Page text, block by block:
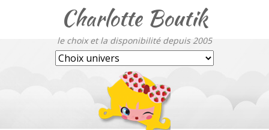
Charlotte Boutik
le choix et la disponibilité depuis 2005